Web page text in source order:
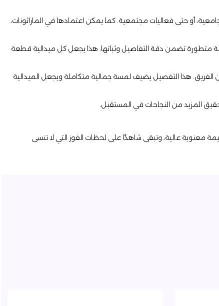
أو حتى فعاليات مجتمعية. كما يمكن اعتمادها في الماراثونات،
متطورة تضمن دقة التفاصيل وثباتها. هذا يجعل كل ميدالية قطعة
الفريق. هذا التفصيل يضيف لمسة جمالية متكاملة ويجعل الميدالية
المزيد من النجاحات في المستقبل.
معنوية عالية، وتبقى شاهدًا على لحظات الفوز التي لا تنسى